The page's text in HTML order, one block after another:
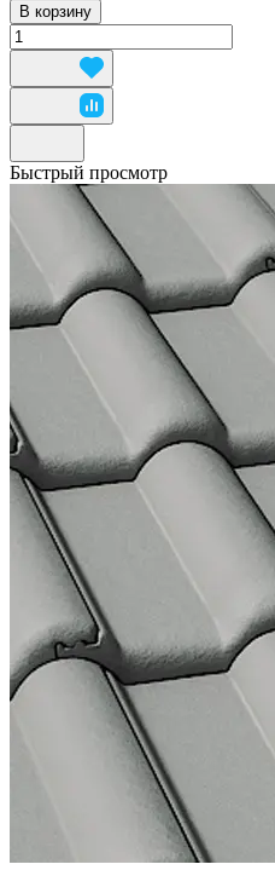
В корзину
Быстрый просмотр